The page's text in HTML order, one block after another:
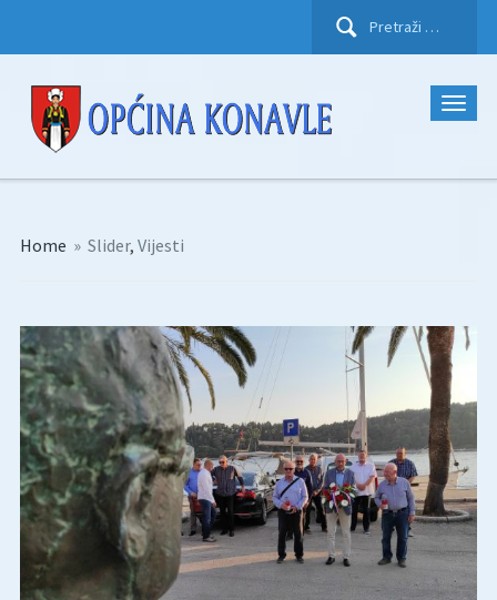
Pretraži:
Home » Slider, Vijesti